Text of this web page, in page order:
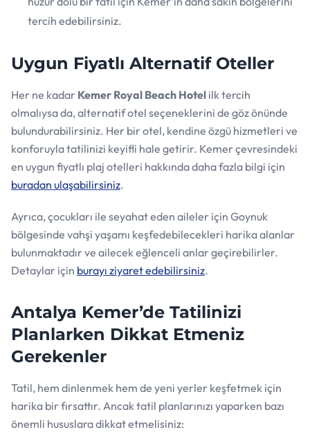
tercih edebilirsiniz.
Uygun Fiyatlı Alternatif Oteller
Her ne kadar Kemer Royal Beach Hotel ilk tercih
olmalıysa da, alternatif otel seçeneklerini de göz önünde
bulundurabilirsiniz. Her bir otel, kendine özgü hizmetleri ve
konforuyla tatilinizi keyifli hale getirir. Kemer çevresindeki
en uygun fiyatlı plaj otelleri hakkında daha fazla bilgi için
buradan ulaşabilirsiniz.
Ayrıca, çocukları ile seyahat eden aileler için Goynuk
bölgesinde vahşi yaşamı keşfedebilecekleri harika alanlar
bulunmaktadır ve ailecek eğlenceli anlar geçirebilirler.
Detaylar için burayı ziyaret edebilirsiniz.
Antalya Kemer’de Tatilinizi
Planlarken Dikkat Etmeniz
Gerekenler
Tatil, hem dinlenmek hem de yeni yerler keşfetmek için
harika bir fırsattır. Ancak tatil planlarınızı yaparken bazı
önemli hususlara dikkat etmelisiniz: